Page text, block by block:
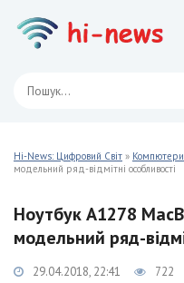
Hi-News: Цифровий Світ » Компютери
модельний ряд-відмітні особливості
Ноутбук A1278
модельний ряд-
29.04.2018, 22:41 722